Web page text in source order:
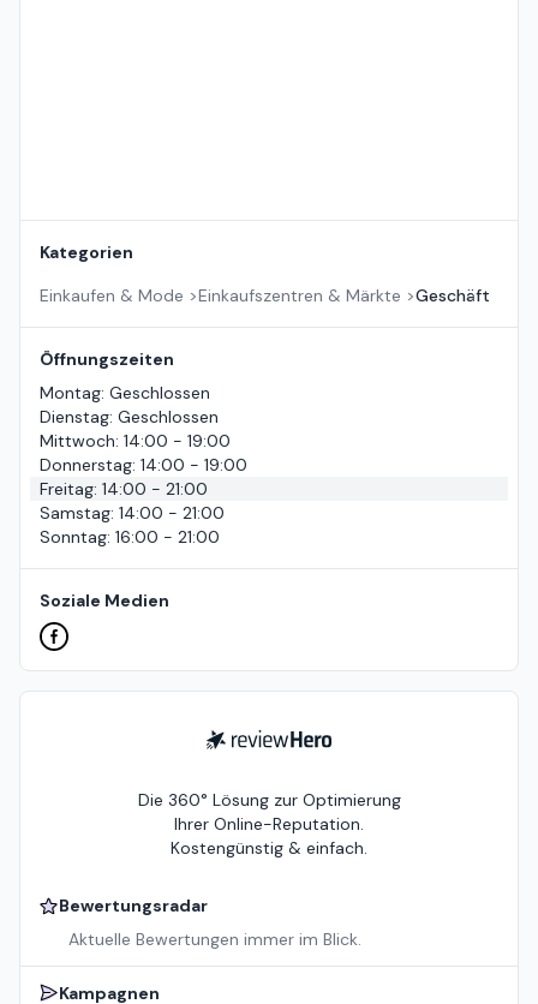
Kategorien
Einkaufen & Mode >Einkaufszentren & Märkte >Geschäft
Öffnungszeiten
Montag: Geschlossen
Dienstag: Geschlossen
Mittwoch: 14:00 - 19:00
Donnerstag: 14:00 - 19:00
Freitag: 14:00 - 21:00
Samstag: 14:00 - 21:00
Sonntag: 16:00 - 21:00
Soziale Medien
ReviewHero
Die 360° Lösung zur Optimierung
Ihrer Online-Reputation.
Kostengünstig & einfach.
Bewertungsradar
Aktuelle Bewertungen immer im Blick.
Kampagnen